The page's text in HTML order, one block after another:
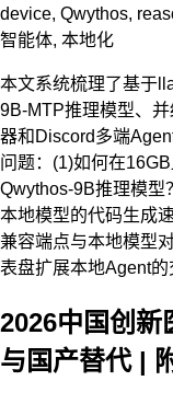
device, Qwythos,
智能体, 本地化
本文系统梳理了基于
9B-MTP推理模型、
器和Discord多端
问题：(1)如何在
Qwythos-9B推理模型
本地模型的代码生成
兼容端点与本地模型
表盘扩展本地Agent的
2026中国创新
与国产替代 |